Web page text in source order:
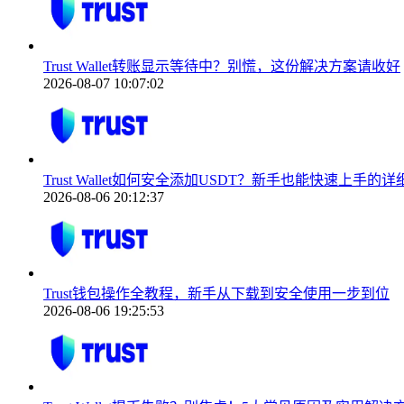
Trust Wallet转账显示等待中？别慌，这份解决方案请收好
2026-08-07 10:07:02
Trust Wallet如何安全添加USDT？新手也能快速上手的详
2026-08-06 20:12:37
Trust钱包操作全教程，新手从下载到安全使用一步到位
2026-08-06 19:25:53